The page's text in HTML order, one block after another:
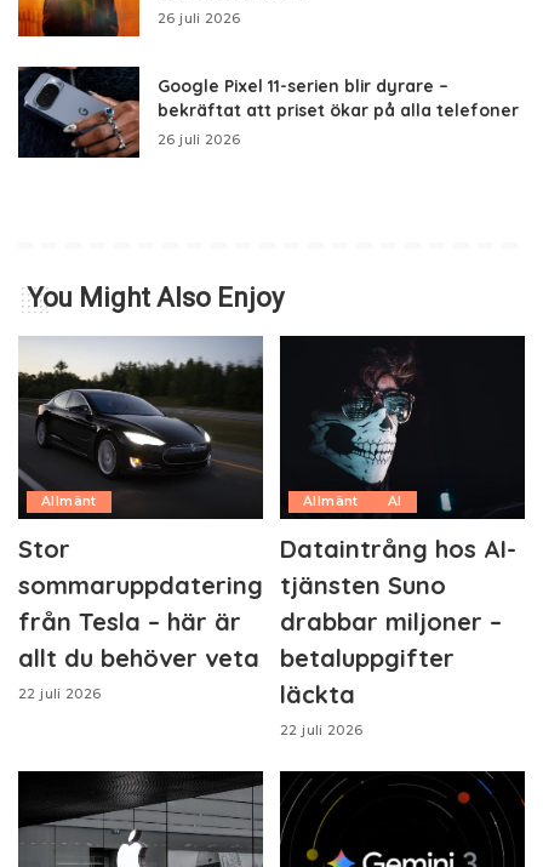
26 juli 2026
Google Pixel 11-serien blir dyrare –
bekräftat att priset ökar på alla telefoner
26 juli 2026
You Might Also Enjoy
Allmänt
Stor
sommaruppdatering
från Tesla – här är
allt du behöver veta
22 juli 2026
Allmänt AI
Dataintrång hos AI-
tjänsten Suno
drabbar miljoner –
betaluppgifter
läckta
22 juli 2026